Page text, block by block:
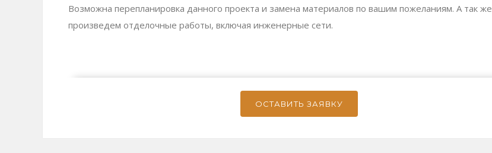
Возможна перепланировка данного проекта и замена материалов по вашим пожеланиям. А так же
произведем отделочные работы, включая инженерные сети.
ОСТАВИТЬ ЗАЯВКУ